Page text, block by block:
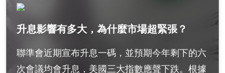
升息影響有多大，為什麼市場超緊張？
聯準會近期宣布升息一碼，並預期今年剩下的六
次會議均會升息，美國三大指數應聲下跌。根據